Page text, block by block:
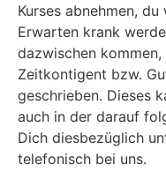
Kurses abnehmen,
Erwarten krank
dazwischen
Zeitkontigent bzw.
geschrieben. Dieses
auch in der darauf
Dich diesbezüglich
telefonisch bei uns.